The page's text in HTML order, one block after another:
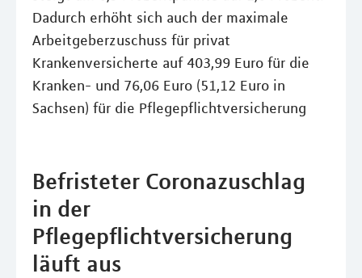
Dadurch erhöht sich auch der maximale
Arbeitgeberzuschuss für privat
Krankenversicherte auf 403,99 Euro für die
Kranken- und 76,06 Euro (51,12 Euro in
Sachsen) für die Pflegepflichtversicherung
Befristeter Coronazuschlag
in der
Pflegepflichtversicherung
läuft aus